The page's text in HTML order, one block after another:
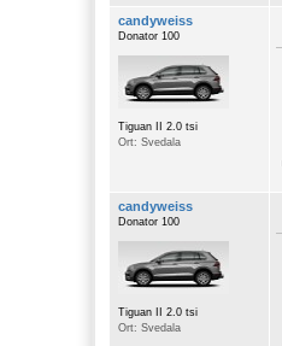
candyweiss
Donator 100
Tiguan II 2.0 tsi
Ort: Svedala
candyweiss
Donator 100
Tiguan II 2.0 tsi
Ort: Svedala